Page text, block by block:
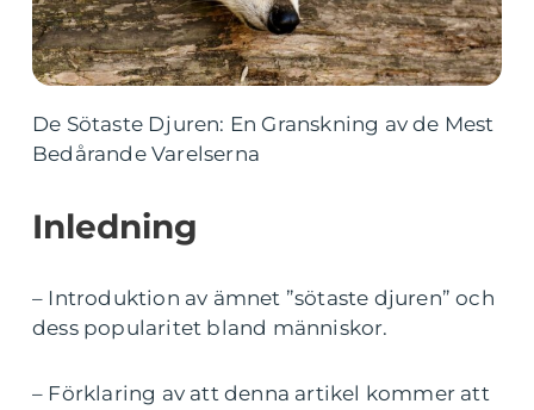
De Sötaste Djuren: En Granskning av de Mest
Bedårande Varelserna
Inledning
– Introduktion av ämnet ”sötaste djuren” och
dess popularitet bland människor.
– Förklaring av att denna artikel kommer att